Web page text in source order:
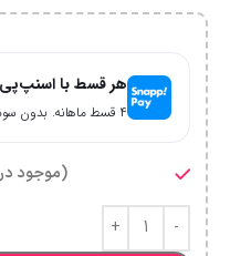
هر قسط با
۴ قسط ماهانه. بدون سود، چک و ضامن.
(موجود در